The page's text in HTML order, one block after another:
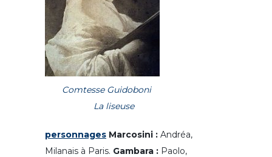
Comtesse Guidoboni
La liseuse
personnages Marcosini : Andréa,
Milanais à Paris. Gambara : Paolo,